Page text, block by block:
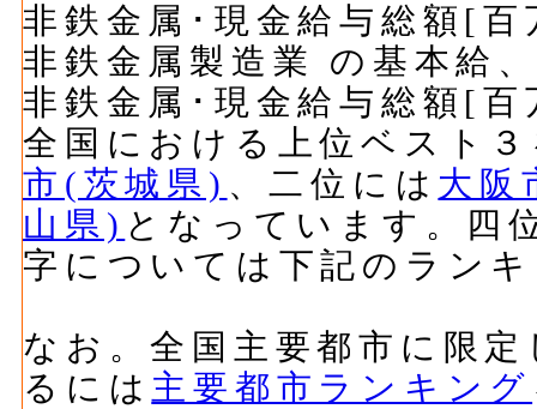
非鉄金属･現金給与総額[
非鉄金属製造業 の基本給
非鉄金属･現金給与総額[
全国における上位ベスト
市(茨城県) 、二位には 大阪
山県) となっています。四
字については下記のラン
なお。全国主要都市に限
るには 主要都市ランキング